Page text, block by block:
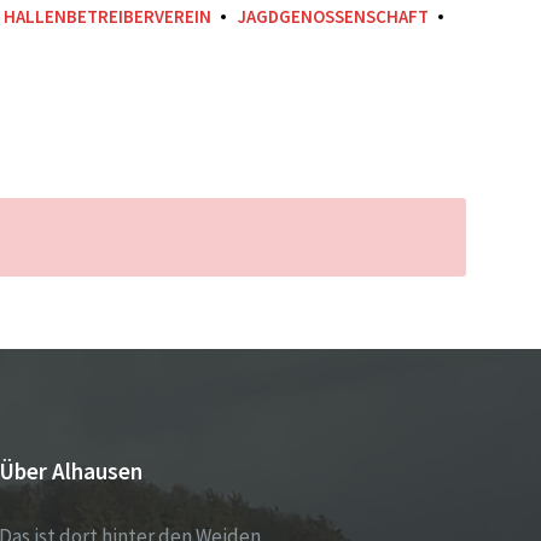
HALLENBETREIBERVEREIN JAGDGENOSSENSCHAFT
Über Alhausen